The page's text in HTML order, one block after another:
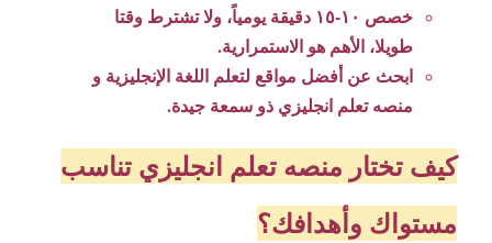
خصص ١٠-١٥ دقيقة يومياً، ولا تشترط وقتا
طويلا، الأهم هو الاستمرارية.
ابحث عن أفضل مواقع لتعلم اللغة الإنجليزية و
منصه تعلم انجليزي ذو سمعة جيدة.
كيف تختار منصه تعلم انجليزي تناسب
مستواك وأهدافك؟